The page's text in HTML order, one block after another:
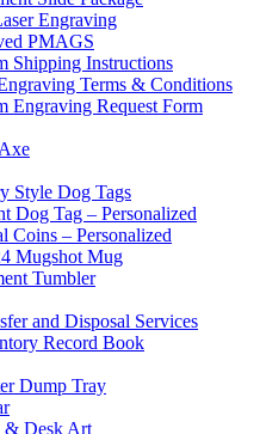
Engraving
PMAGS
Shipping Instructions
Terms & Conditions
Engraving Request Form
Style Dog Tags
Dog Tag – Personalized
Coins – Personalized
Mugshot Mug
Tumbler
and Disposal Services
Record Book
Dump Tray
& Desk Art